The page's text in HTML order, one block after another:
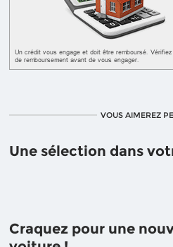
VOUS AIMEREZ
Une sélection dans
Craquez pour une